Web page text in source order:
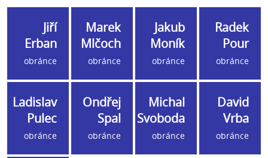
Jiří
Erban
obránce
Marek
Mlčoch
obránce
Jakub
Moník
obránce
Radek
Pour
obránce
Ladislav
Pulec
obránce
Ondřej
Spal
obránce
Michal
Svoboda
obránce
David
Vrba
obránce